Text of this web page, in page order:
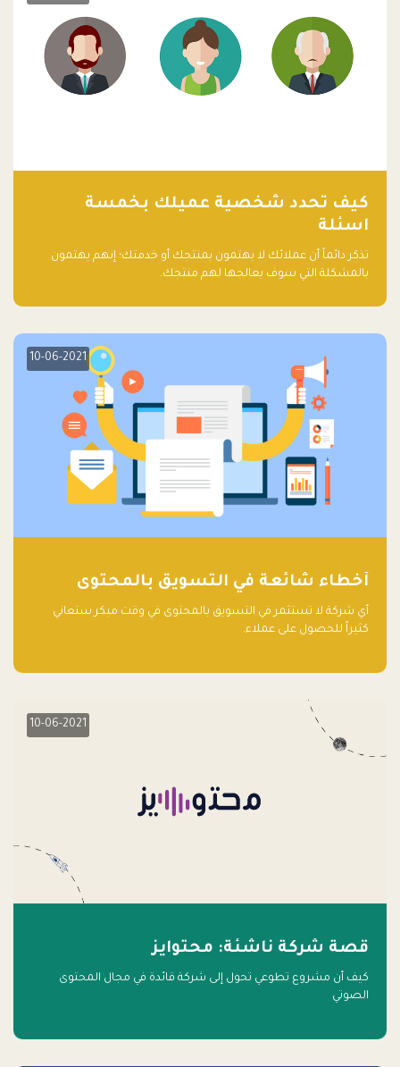
كيف تحدد شخصية عميلك بخمسة
اسئلة
تذكر دائماً أن عملائك لا يهتمون بمنتجك أو خدمتك؛ إنهم يهتمون
بالمشكلة التي سوف يعالجها لهم منتجك.
10-06-2021
أخطاء شائعة في التسويق بالمحتوى
أي شركة لا تستثمر في التسويق بالمحتوى في وقت مبكر ستعاني
كثيراً للحصول على عملاء.
10-06-2021
قصة شركة ناشئة: محتوايز
كيف أن مشروع تطوعي تحول إلى شركة قائدة في مجال المحتوى
الصوتي